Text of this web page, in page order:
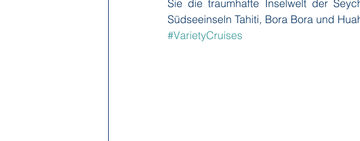
Poseidon Expeditions Regent Seven Seas Cruises
Sie die traumhafte Inselwelt der
Südseeinseln Tahiti, Bora Bora und
#VarietyCruises